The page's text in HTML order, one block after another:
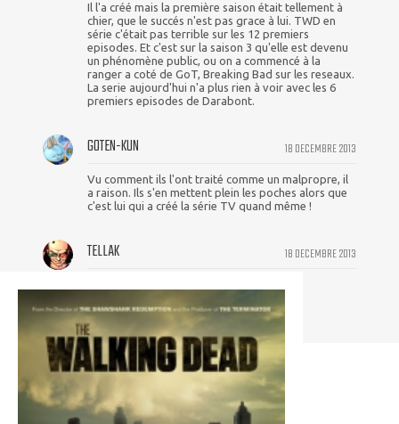
Il l'a créé mais la première saison était tellement à
chier, que le succés n'est pas grace à lui. TWD en
série c'était pas terrible sur les 12 premiers
episodes. Et c'est sur la saison 3 qu'elle est devenu
un phénomène public, ou on a commencé à la
ranger a coté de GoT, Breaking Bad sur les reseaux.
La serie aujourd'hui n'a plus rien à voir avec les 6
premiers episodes de Darabont.
18 DECEMBRE 2013
GOTEN-KUN
Vu comment ils l'ont traité comme un malpropre, il
a raison. Ils s'en mettent plein les poches alors que
c'est lui qui a créé la série TV quand même !
18 DECEMBRE 2013
TELLAK